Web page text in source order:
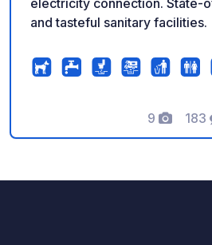
and tasteful sanitary facilities.
9
Photos
183